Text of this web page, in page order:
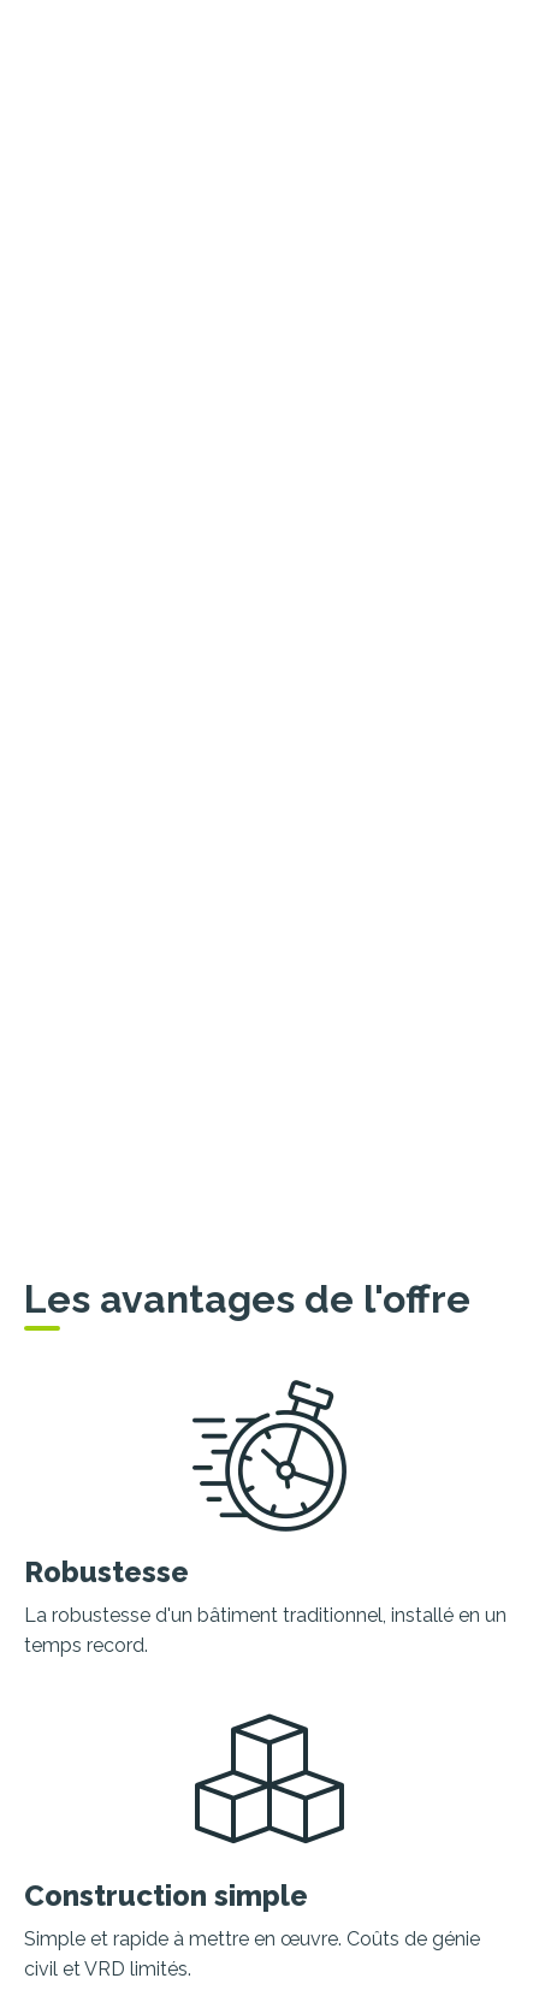
Les avantages de l'offre
Robustesse
La robustesse d'un bâtiment traditionnel, installé en un
temps record.
Construction simple
Simple et rapide à mettre en œuvre. Coûts de génie
civil et VRD limités.